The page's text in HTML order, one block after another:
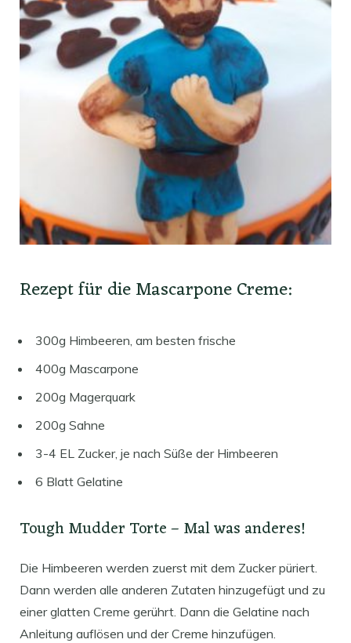
Rezept für die Mascarpone Creme:
300g Himbeeren, am besten frische
400g Mascarpone
200g Magerquark
200g Sahne
3-4 EL Zucker, je nach Süße der Himbeeren
6 Blatt Gelatine
Tough Mudder Torte – Mal was anderes!
Die Himbeeren werden zuerst mit dem Zucker püriert.
Dann werden alle anderen Zutaten hinzugefügt und zu
einer glatten Creme gerührt. Dann die Gelatine nach
Anleitung auflösen und der Creme hinzufügen.